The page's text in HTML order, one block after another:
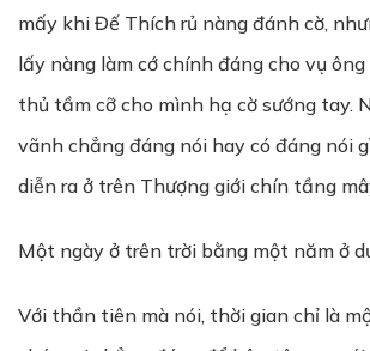
mấy khi Đế Thích rủ nàng đánh cờ,
lấy nàng làm cớ chính đáng cho vụ
thủ tầm cỡ cho mình hạ cờ sướng tay.
vãnh chẳng đáng nói hay có đáng nói
diễn ra ở trên Thượng giới chín tầng
Một ngày ở trên trời bằng một năm ở
Với thần tiên mà nói, thời gian chỉ là